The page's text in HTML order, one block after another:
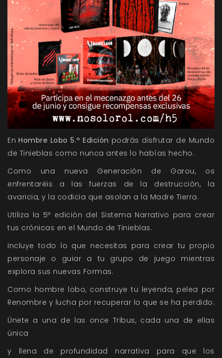
En Hombre Lobo 5.ª Edición podrás disfrutar de Mundo
de Tinieblas como nunca antes lo habías hecho:
Como una nueva Generación de Garou, os
enfrentaréis a las fuerzas de la destrucción, la
avaricia, y la codicia que asolan a la Madre Tierra.
Utiliza la 5ª edición del Sistema Narrativo para crear
tus crónicas en el Mundo de Tinieblas.
Incluye todo lo que necesitas para crear tu propio
personaje o guiar a tu grupo de juego mientras
explora sus nuevas Formas.
Como hombre lobo, construye tu leyenda, pelea por
Renombre y lucha por recuperar lo que se ha perdido.
Únete a una de las once Tribus, cada una de ellas
única
y llena de profundidad narrativa para que los